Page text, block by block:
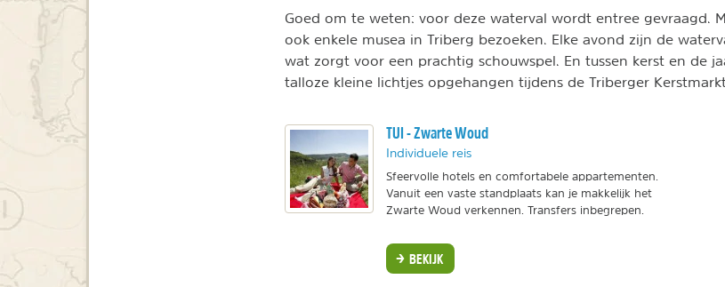
Goed om te weten: voor deze waterval wordt entree gevraagd.
ook enkele musea in Triberg bezoeken. Elke avond zijn de
wat zorgt voor een prachtig schouwspel. En tussen kerst en de
talloze kleine lichtjes opgehangen tijdens de Triberger
TUI - Zwarte Woud
Individuele reis
Sfeervolle hotels en comfortabele appartementen.
Vanuit een vaste standplaats kan je makkelijk het
Zwarte Woud verkennen. Transfers inbegrepen.
BEKIJK